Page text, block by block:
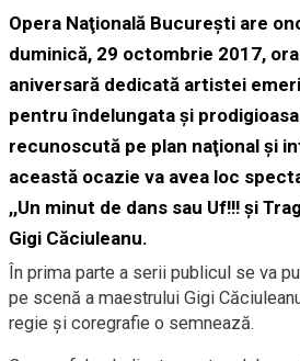
Opera Naţională Bucureşti are
duminică, 29 octombrie 2017,
aniversară dedicată artistei
pentru îndelungata şi
recunoscută pe plan naţional şi
această ocazie va avea loc
,,Un minut de dans sau Uf!!! şi
Gigi Căciuleanu.
În prima parte a serii publicul se va
pe scenă a maestrului Gigi
regie și coregrafie o semnează.